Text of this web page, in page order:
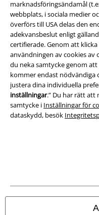
marknadsföringsändamål
webbplats, i sociala medier
överförs till USA delas den
adekvansbeslut enligt
certifierade. Genom att klicka
användningen av cookies av
du neka samtycke genom att
kommer endast nödvändiga
justera dina individuella
inställningar.” Du har rätt att
samtycke i Inställningar för
dataskydd, besök
Villkor
Om oss
Ladda ner villkoren
Avfallshantering och
Försäkran om
Information om tillgänglighet